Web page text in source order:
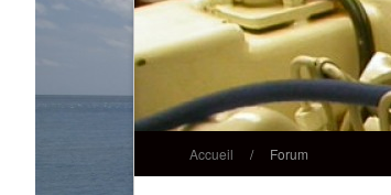
Accueil / Forum